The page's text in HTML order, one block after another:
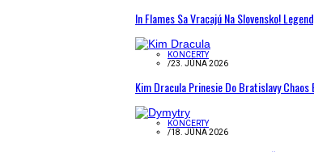
In Flames Sa Vracajú Na Slovensko!
KONCERTY
/23. JÚNA 2026
Kim Dracula Prinesie Do Bratislavy
KONCERTY
/18. JÚNA 2026